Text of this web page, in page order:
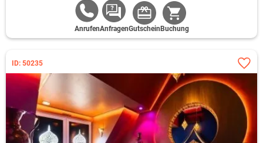
AnrufenAnfragenGutschein Buchung
ID: 50235